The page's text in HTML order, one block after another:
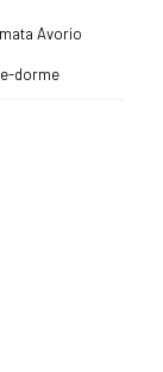
Avorio
dorme